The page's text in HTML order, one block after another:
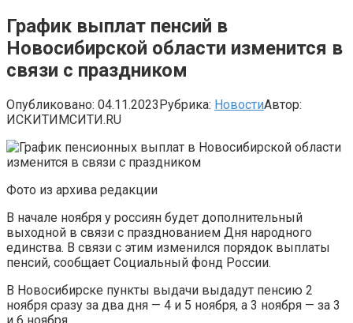
График выплат пенсий в
Новосибирской области изменится в
связи с праздником
Опубликовано: 04.11.2023Рубрика: НовостиАвтор:
ИСКИТИМСИТИ.RU
Фото из архива редакции
В начале ноября у россиян будет дополнительный
выходной в связи с празднованием Дня народного
единства. В связи с этим изменился порядок выплаты
пенсий, сообщает Социальный фонд России.
В Новосибирске пункты выдачи выдадут пенсию 2
ноября сразу за два дня — 4 и 5 ноября, а 3 ноября — за 3